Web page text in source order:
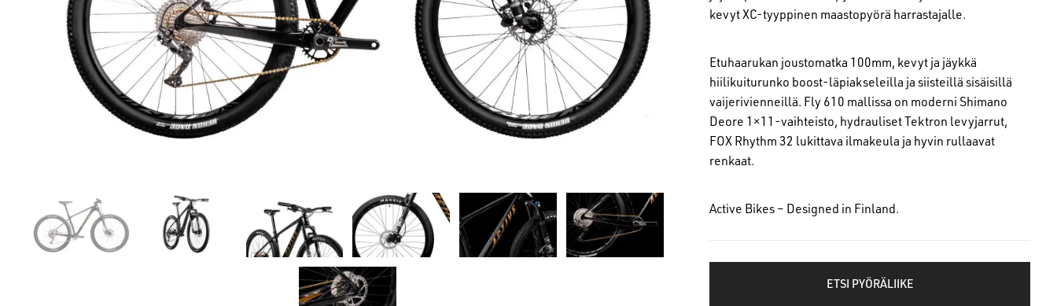
kevyt XC-tyyppinen maastopyörä harrastajalle.
Etuhaarukan joustomatka 100mm, kevyt ja jäykkä
hiilikuiturunko boost-läpiakseleilla ja siisteillä sisäisillä
vaijerivienneillä. Fly 610 mallissa on moderni Shimano
Deore 1×11-vaihteisto, hydrauliset Tektron levyjarrut,
FOX Rhythm 32 lukittava ilmakeula ja hyvin rullaavat
renkaat.
Active Bikes – Designed in Finland.
ETSI PYÖRÄLIIKE